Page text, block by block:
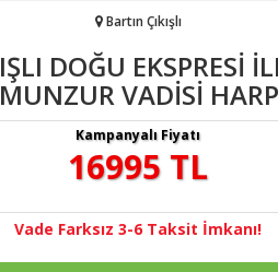
Bartın Çıkışlı
DOĞU EKSPRESİ
VADİSİ
Kampanyalı Fiyatı
16995 TL
Vade Farksız 3-6 Taksit İmkanı!